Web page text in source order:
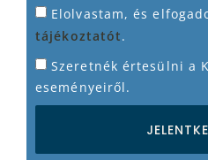
Elolvastam, és
tájékoztatót.
Szeretnék értesülni a
eseményeiről.